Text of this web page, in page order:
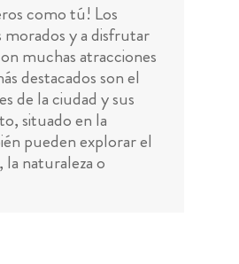
como tú! Los
y a disfrutar
muchas atracciones
destacados son el
de la ciudad y sus
situado en la
pueden explorar el
naturaleza o